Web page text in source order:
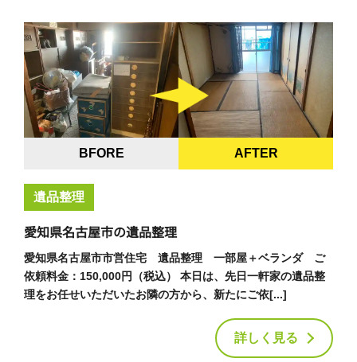
BFORE AFTER
遺品整理
愛知県名古屋市の遺品整理
愛知県名古屋市市営住宅 遺品整理 一部屋＋ベランダ ご
依頼料金：150,000円（税込） 本日は、先日一軒家の遺品整
理をお任せいただいたお隣の方から、新たにご依[...]
詳しく見る